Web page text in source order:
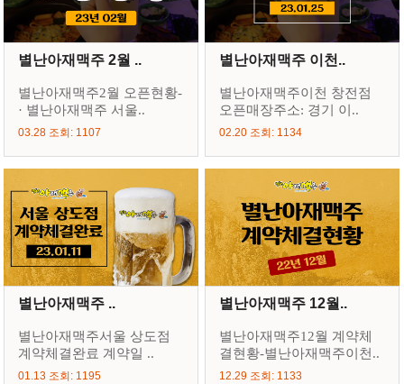
별난아재맥주 2월 ..
별난아재맥주2월 오픈현황-
· 별난아재맥주 서울..
03.28 조회: 1107
별난아재맥주 이천..
별난아재맥주이천 창전점
오픈매장주소: 경기 이..
02.20 조회: 1134
별난아재맥주 ..
별난아재맥주서울 상도점
계약체결완료 계약일 ..
01.13 조회: 1195
별난아재맥주 12월..
별난아재맥주12월 계약체
결현황-별난아재맥주이천..
12.29 조회: 1133